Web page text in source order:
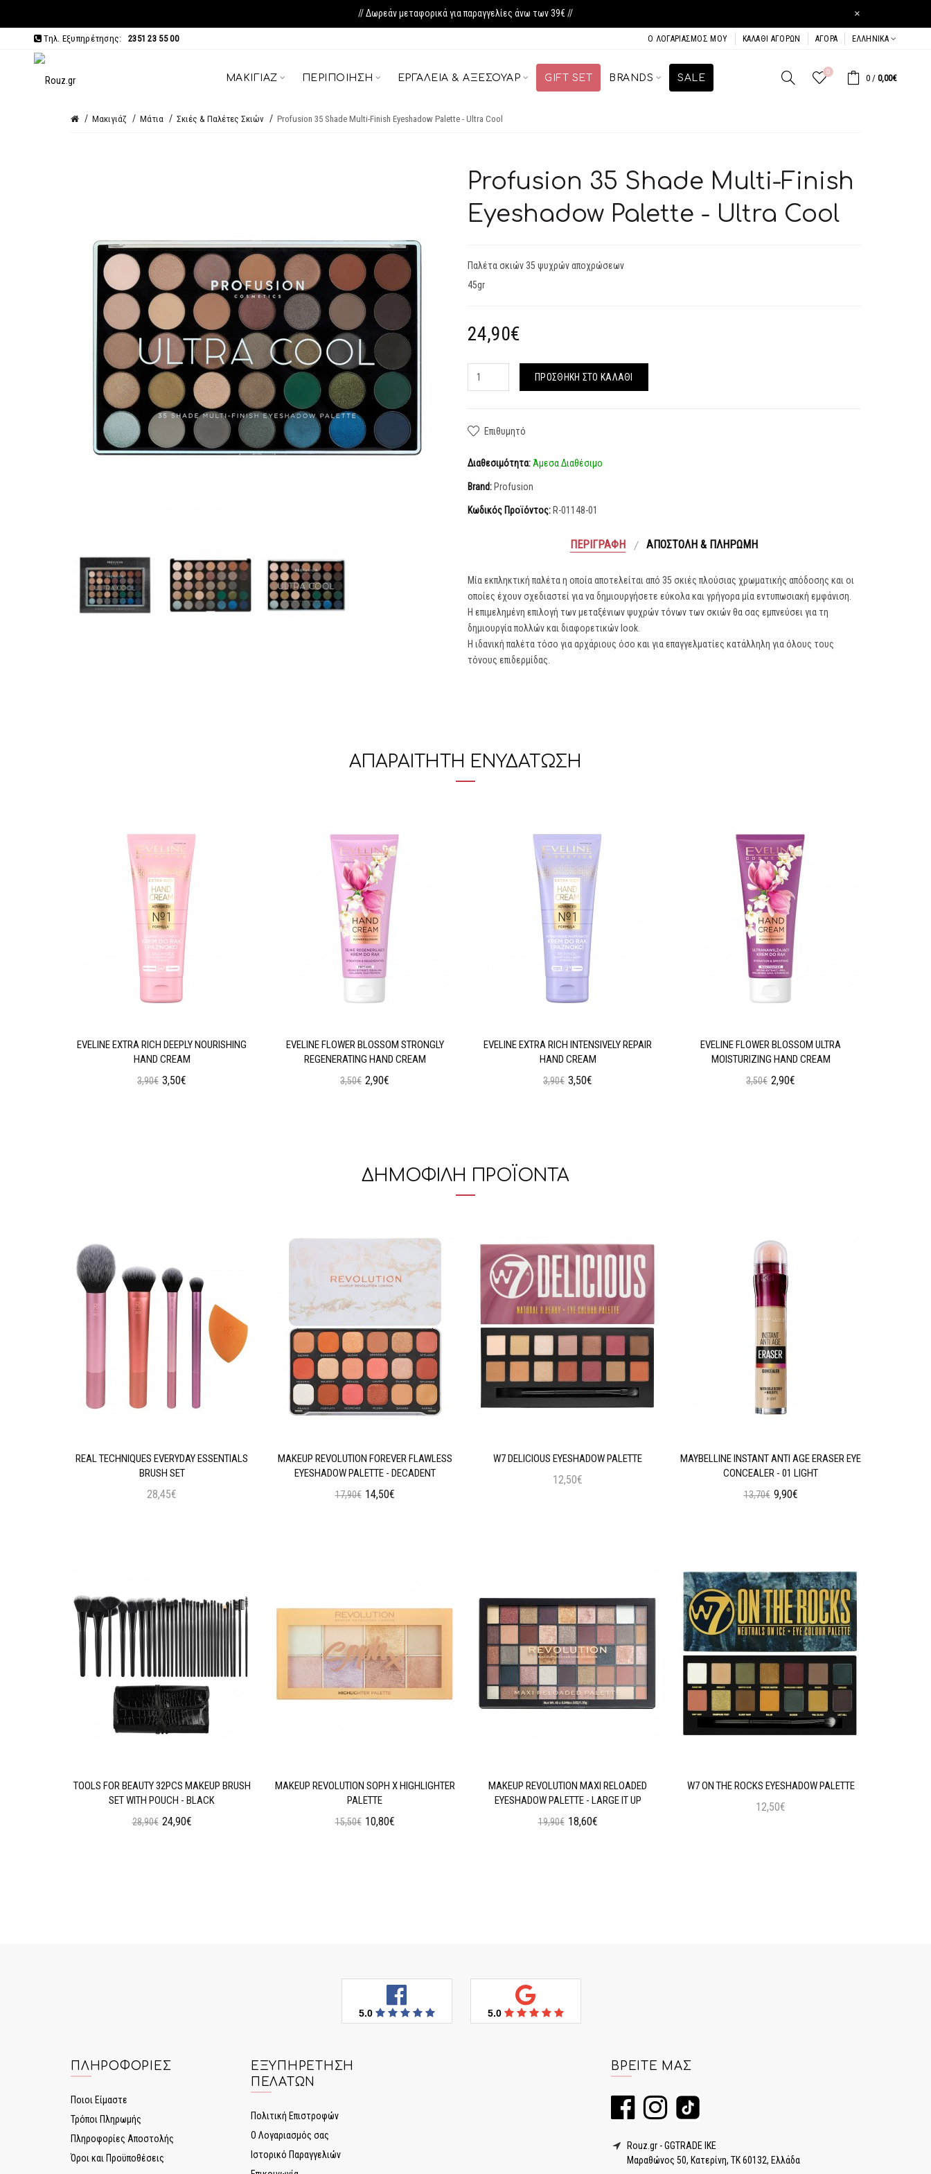
// Δωρεάν μεταφορικά για παραγγελίες άνω των 39€ // ×
Τηλ. Εξυπηρέτησης: 2351 23 55 00 Ο ΛΟΓΑΡΙΑΣΜΌΣ ΜΟΥ ΚΑΛΆΘΙ ΑΓΟΡΏΝ ΑΓΟΡΆ ΕΛΛΗΝΙΚΆ
ΜΑΚΙΓΙΆΖ ΠΕΡΙΠΟΊΗΣΗ ΕΡΓΑΛΕΊΑ & ΑΞΕΣΟΥΆΡ GIFT SET BRANDS SALE
0
0 / 0,00€
Μακιγιάζ Μάτια Σκιές & Παλέτες Σκιών Profusion 35 Shade Multi-Finish Eyeshadow Palette - Ultra Cool
Profusion 35 Shade Multi-Finish
Eyeshadow Palette - Ultra Cool
Παλέτα σκιών 35 ψυχρών αποχρώσεων
45gr
24,90€
ΠΡΟΣΘΉΚΗ ΣΤΟ ΚΑΛΆΘΙ
Επιθυμητό
Διαθεσιμότητα: Άμεσα Διαθέσιμο
Brand: Profusion
Κωδικός Προϊόντος: R-01148-01
ΠΕΡΙΓΡΑΦΉ ΑΠΟΣΤΟΛΉ & ΠΛΗΡΩΜΉ
Μία εκπληκτική παλέτα η οποία αποτελείται από 35 σκιές πλούσιας χρωματικής απόδοσης και οι
οποίες έχουν σχεδιαστεί για να δημιουργήσετε εύκολα και γρήγορα μία εντυπωσιακή εμφάνιση.
Η επιμελημένη επιλογή των μεταξένιων ψυχρών τόνων των σκιών θα σας εμπνεύσει για τη
δημιουργία πολλών και διαφορετικών look.
Η ιδανική παλέτα τόσο για αρχάριους όσο και για επαγγελματίες κατάλληλη για όλους τους
τόνους επιδερμίδας.
ΑΠΑΡΑΙΤΗΤΗ ΕΝΥΔΑΤΩΣΗ
EVELINE EXTRA RICH DEEPLY NOURISHING
HAND CREAM
3,90€ 3,50€
EVELINE FLOWER BLOSSOM STRONGLY
REGENERATING HAND CREAM
3,50€ 2,90€
EVELINE EXTRA RICH INTENSIVELY REPAIR
HAND CREAM
3,90€ 3,50€
EVELINE FLOWER BLOSSOM ULTRA
MOISTURIZING HAND CREAM
3,50€ 2,90€
ΔΗΜΟΦΙΛΗ ΠΡΟΪΟΝΤΑ
REAL TECHNIQUES EVERYDAY ESSENTIALS
BRUSH SET
28,45€
TOOLS FOR BEAUTY 32PCS MAKEUP BRUSH
SET WITH POUCH - BLACK
28,90€ 24,90€
MAKEUP REVOLUTION FOREVER FLAWLESS
EYESHADOW PALETTE - DECADENT
17,90€ 14,50€
MAKEUP REVOLUTION SOPH X HIGHLIGHTER
PALETTE
15,50€ 10,80€
W7 DELICIOUS EYESHADOW PALETTE
12,50€
MAKEUP REVOLUTION MAXI RELOADED
EYESHADOW PALETTE - LARGE IT UP
19,90€ 18,60€
MAYBELLINE INSTANT ANTI AGE ERASER EYE
CONCEALER - 01 LIGHT
13,70€ 9,90€
W7 ON THE ROCKS EYESHADOW PALETTE
12,50€
5.0 5.0
ΠΛΗΡΟΦΟΡΊΕΣ
Ποιοι Είμαστε
Τρόποι Πληρωμής
Πληροφορίες Αποστολής
Όροι και Προϋποθέσεις
ΕΞΥΠΗΡΈΤΗΣΗ
ΠΕΛΑΤΏΝ
Πολιτική Επιστροφών
Ο Λογαριασμός σας
Ιστορικό Παραγγελιών
ΒΡΕΊΤΕ ΜΑΣ
Rouz.gr - GGTRADE IKE
Μαραθώνος 50, Κατερίνη, ΤΚ 60132, Ελλάδα